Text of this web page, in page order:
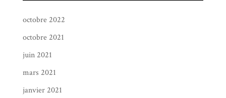
octobre 2022
octobre 2021
juin 2021
mars 2021
janvier 2021